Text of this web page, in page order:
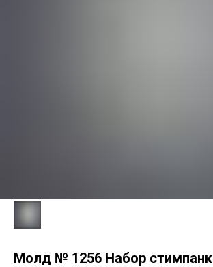
Молд № 1256 Набор стимпанк